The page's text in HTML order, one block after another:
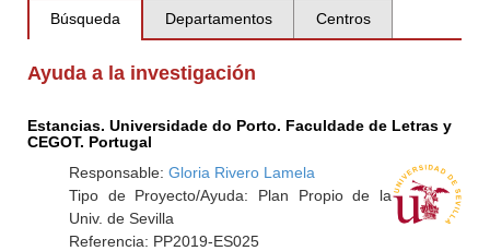
Búsqueda Departamentos Centros
Ayuda a la investigación
Estancias. Universidade do Porto. Faculdade de Letras y
CEGOT. Portugal
Responsable: Gloria Rivero Lamela
Tipo de Proyecto/Ayuda: Plan Propio de la
Univ. de Sevilla
Referencia: PP2019-ES025